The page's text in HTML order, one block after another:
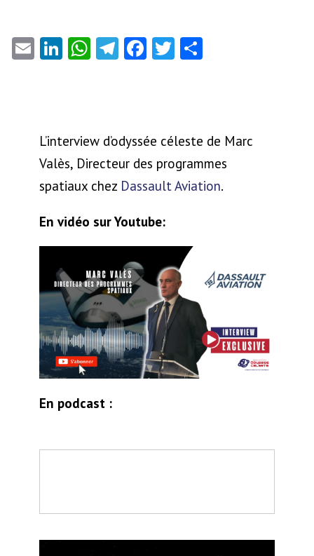
EmailLinkedIn
WhatsApp
Telegram
Facebook
Twitter
L’interview d’odyssée céleste de Marc
Valès, Directeur des programmes
spatiaux chez Dassault Aviation.
En vidéo sur Youtube:
En podcast :